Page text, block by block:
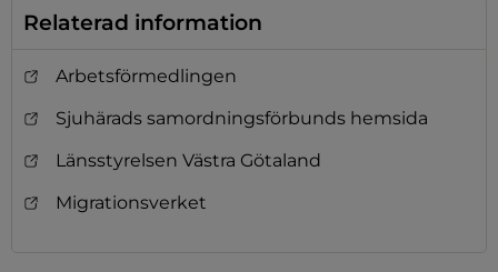
Relaterad information
Arbetsförmedlingen
Sjuhärads samordningsförbunds hemsida
Länsstyrelsen Västra Götaland
Migrationsverket